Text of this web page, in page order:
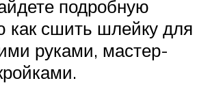
подробную
как сшить шлейку для
руками, мастер-